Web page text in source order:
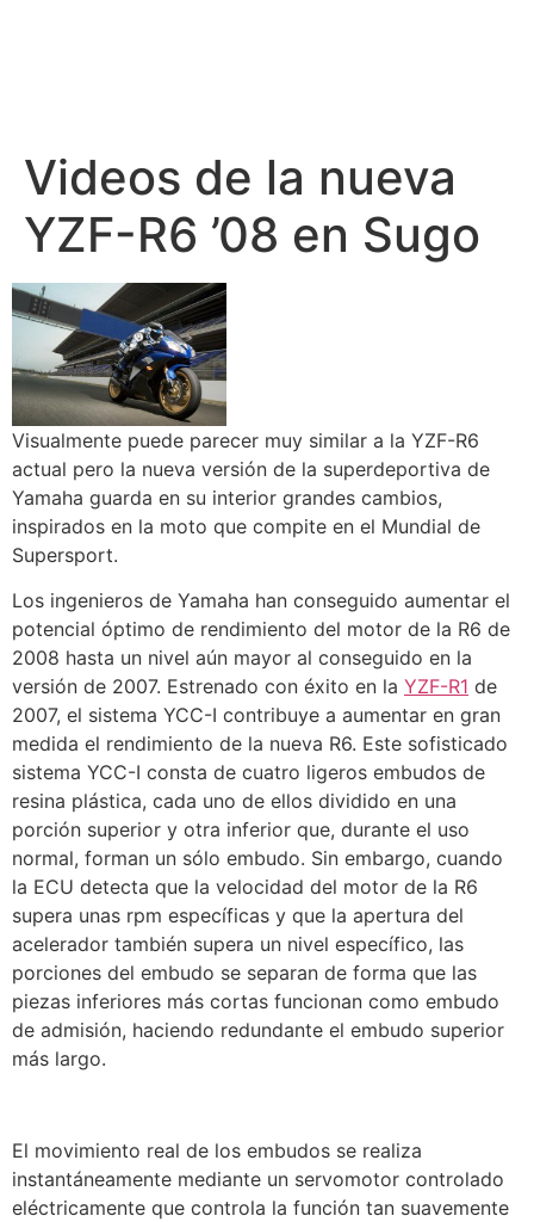
Videos de la nueva
YZF-R6 ’08 en Sugo
Visualmente puede parecer muy similar a la YZF-R6
actual pero la nueva versión de la superdeportiva de
Yamaha guarda en su interior grandes cambios,
inspirados en la moto que compite en el Mundial de
Supersport.
Los ingenieros de Yamaha han conseguido aumentar el
potencial óptimo de rendimiento del motor de la R6 de
2008 hasta un nivel aún mayor al conseguido en la
versión de 2007. Estrenado con éxito en la YZF-R1 de
2007, el sistema YCC-I contribuye a aumentar en gran
medida el rendimiento de la nueva R6. Este sofisticado
sistema YCC-I consta de cuatro ligeros embudos de
resina plástica, cada uno de ellos dividido en una
porción superior y otra inferior que, durante el uso
normal, forman un sólo embudo. Sin embargo, cuando
la ECU detecta que la velocidad del motor de la R6
supera unas rpm específicas y que la apertura del
acelerador también supera un nivel específico, las
porciones del embudo se separan de forma que las
piezas inferiores más cortas funcionan como embudo
de admisión, haciendo redundante el embudo superior
más largo.
El movimiento real de los embudos se realiza
instantáneamente mediante un servomotor controlado
eléctricamente que controla la función tan suavemente